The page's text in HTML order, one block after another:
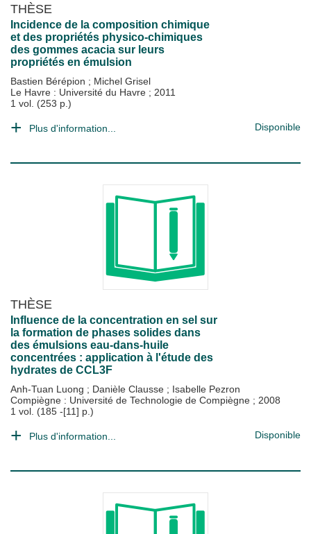
THÈSE
Incidence de la composition chimique
et des propriétés physico-chimiques
des gommes acacia sur leurs
propriétés en émulsion
Bastien Bérépion ; Michel Grisel
Le Havre : Université du Havre ; 2011
1 vol. (253 p.)
Plus d'information... Disponible
THÈSE
Influence de la concentration en sel sur
la formation de phases solides dans
des émulsions eau-dans-huile
concentrées : application à l'étude des
hydrates de CCL3F
Anh-Tuan Luong ; Danièle Clausse ; Isabelle Pezron
Compiègne : Université de Technologie de Compiègne ; 2008
1 vol. (185 -[11] p.)
Plus d'information... Disponible